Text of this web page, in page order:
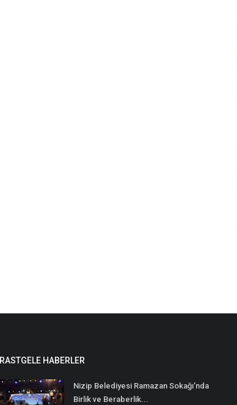
RASTGELE HABERLER
Nizip Belediyesi Ramazan Sokağı’nda
Birlik ve Beraberlik...